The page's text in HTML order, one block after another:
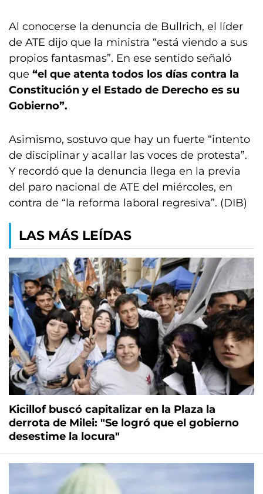
Al conocerse la denuncia de Bullrich, el líder
de ATE dijo que la ministra “está viendo a sus
propios fantasmas”. En ese sentido señaló
que “el que atenta todos los días contra la
Constitución y el Estado de Derecho es su
Gobierno”.
Asimismo, sostuvo que hay un fuerte “intento
de disciplinar y acallar las voces de protesta”.
Y recordó que la denuncia llega en la previa
del paro nacional de ATE del miércoles, en
contra de “la reforma laboral regresiva”. (DIB)
LAS MÁS LEÍDAS
Kicillof buscó capitalizar en la Plaza la
derrota de Milei: "Se logró que el gobierno
desestime la locura"